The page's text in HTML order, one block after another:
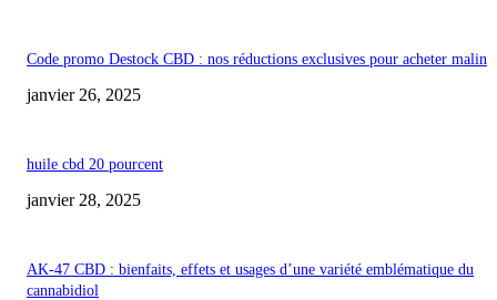
Code promo Destock CBD : nos réductions exclusives pour acheter malin
janvier 26, 2025
huile cbd 20 pourcent
janvier 28, 2025
AK-47 CBD : bienfaits, effets et usages d’une variété emblématique du
cannabidiol